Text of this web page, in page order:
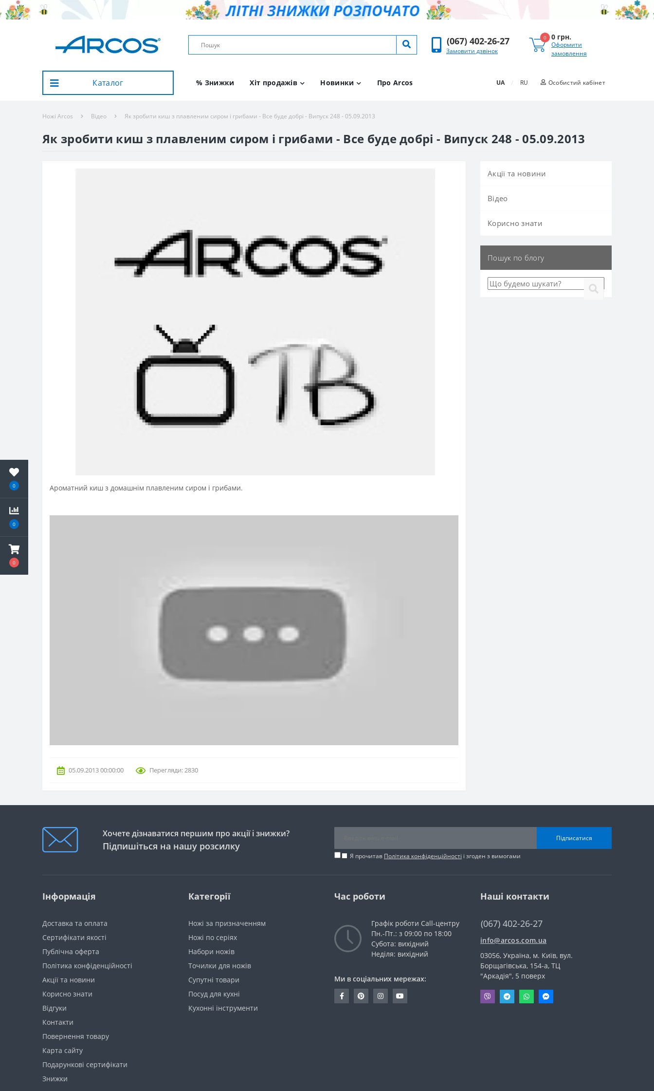
0
0
0
(067) 402-26-27
Замовити дзвінок
0 0 грн.
Оформити
замовлення
Каталог % Знижки Хіт продажів Новинки Про Arcos UA / RU Особистий кабінет
Ножі Arcos Вiдео Як зробити киш з плавленим сиром і грибами - Все буде добрі - Випуск 248 - 05.09.2013
Як зробити киш з плавленим сиром і грибами - Все буде добрі - Випуск 248 - 05.09.2013
Ароматний киш з домашнім плавленим сиром і грибами.
05.09.2013 00:00:00 Перегляди: 2830
Акції та новини
Вiдео
Корисно знати
Пошук по блогу
Хочете дізнаватися першим про акції і знижки?
Підпишіться на нашу розсилку
Підписатися
Я прочитав Політика конфіденційності і згоден з вимогами
Інформація
Доставка та оплата
Сертифікати якості
Публічна оферта
Політика конфіденційності
Акції та новини
Корисно знати
Вiдгуки
Контакти
Повернення товару
Карта сайту
Подарункові сертифікати
Знижки
Категорії
Ножі за призначенням
Ножі по серіях
Набори ножів
Точилки для ножів
Супутні товари
Посуд для кухні
Кухонні інструменти
Час роботи
Графік роботи Call-центру
Пн.-Пт.: з 09:00 по 18:00
Субота: вихідний
Неділя: вихідний
Ми в соціальних мережах:
Наші контакти
(067) 402-26-27
info@arcos.com.ua
03056, Україна, м. Київ, вул.
Борщагівська, 154-а, ТЦ
"Аркадія", 5 поверх